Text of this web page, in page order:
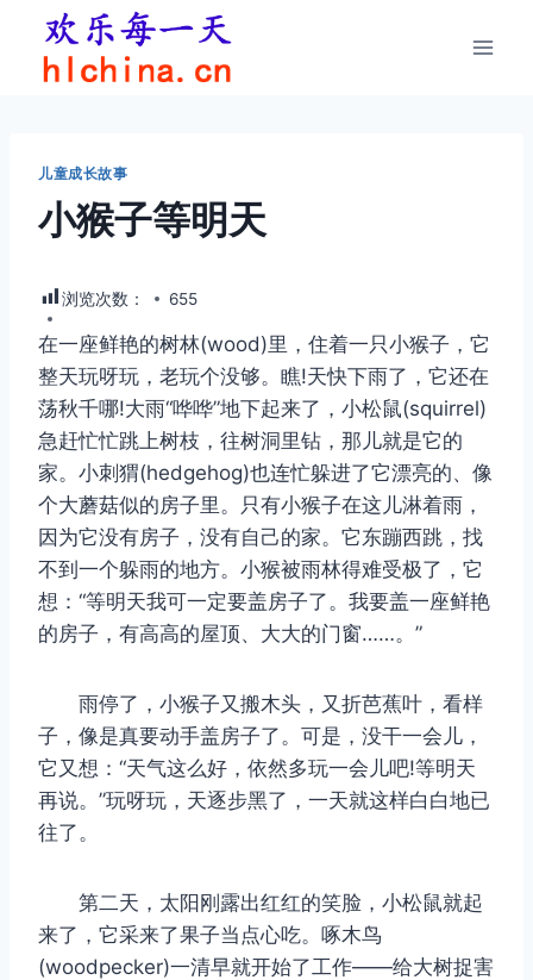
儿童成长故事
小猴子等明天
浏览次数： 655
在一座鲜艳的树林(wood)里，住着一只小猴子，它
整天玩呀玩，老玩个没够。瞧!天快下雨了，它还在
荡秋千哪!大雨“哗哗”地下起来了，小松鼠(squirrel)
急赶忙忙跳上树枝，往树洞里钻，那儿就是它的
家。小刺猬(hedgehog)也连忙躲进了它漂亮的、像
个大蘑菇似的房子里。只有小猴子在这儿淋着雨，
因为它没有房子，没有自己的家。它东蹦西跳，找
不到一个躲雨的地方。小猴被雨林得难受极了，它
想：“等明天我可一定要盖房子了。我要盖一座鲜艳
的房子，有高高的屋顶、大大的门窗……。”
雨停了，小猴子又搬木头，又折芭蕉叶，看样
子，像是真要动手盖房子了。可是，没干一会儿，
它又想：“天气这么好，依然多玩一会儿吧!等明天
再说。”玩呀玩，天逐步黑了，一天就这样白白地已
往了。
第二天，太阳刚露出红红的笑脸，小松鼠就起
来了，它采来了果子当点心吃。啄木鸟
(woodpecker)一清早就开始了工作——给大树捉害